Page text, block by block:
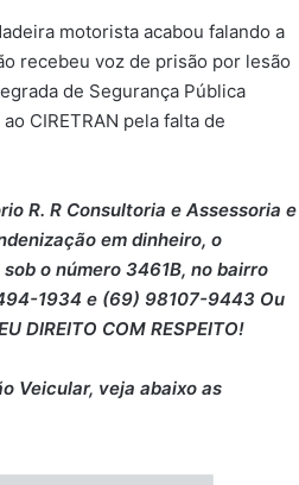
motorista acabou falando a
recebeu voz de prisão por lesão
de Segurança Pública
CIRETRAN pela falta de
R. R Consultoria e Assessoria e
em dinheiro, o
o número 3461B, no bairro
1934 e (69) 98107-9443 Ou
COM RESPEITO!
Veicular, veja abaixo as